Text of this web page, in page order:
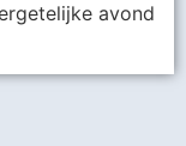
avond